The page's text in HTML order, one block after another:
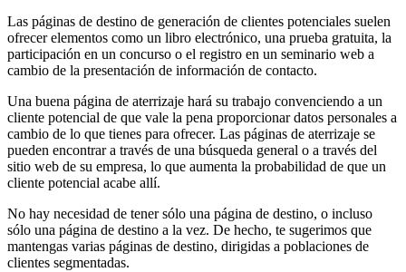
Las páginas de destino de generación de clientes potenciales suelen
ofrecer elementos como un libro electrónico, una prueba gratuita, la
participación en un concurso o el registro en un seminario web a
cambio de la presentación de información de contacto.
Una buena página de aterrizaje hará su trabajo convenciendo a un
cliente potencial de que vale la pena proporcionar datos personales a
cambio de lo que tienes para ofrecer. Las páginas de aterrizaje se
pueden encontrar a través de una búsqueda general o a través del
sitio web de su empresa, lo que aumenta la probabilidad de que un
cliente potencial acabe allí.
No hay necesidad de tener sólo una página de destino, o incluso
sólo una página de destino a la vez. De hecho, te sugerimos que
mantengas varias páginas de destino, dirigidas a poblaciones de
clientes segmentadas.